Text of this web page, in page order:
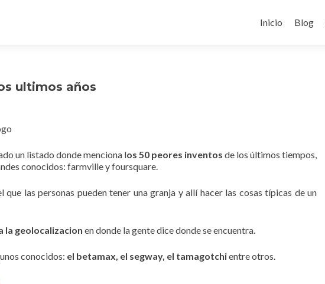
al
Inicio Blog
ultimos años
un listado donde menciona los 50 peores inventos de los últimos tiempos,
conocidos: farmville y foursquare.
que las personas pueden tener una granja y allí hacer las cosas típicas de un
la geolocalizacion en donde la gente dice donde se encuentra.
conocidos: el betamax, el segway, el tamagotchientre otros.